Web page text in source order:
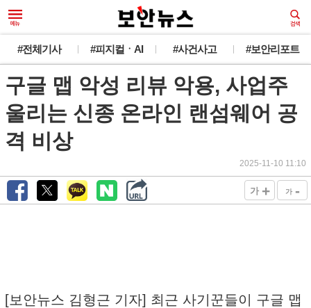
#전체기사 #피지컬ㆍAI #사건사고 #보안리포트
구글 맵 악성 리뷰 악용, 사업주
울리는 신종 온라인 랜섬웨어 공
격 비상
2025-11-10 11:10
가 + 가 -
[보안뉴스 김형근 기자] 최근 사기꾼들이 구글 맵